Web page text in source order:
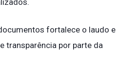
fortalece o laudo e
transparência por parte da